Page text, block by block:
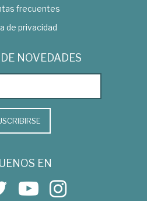
frecuentes
de privacidad
NOVEDADES
EN